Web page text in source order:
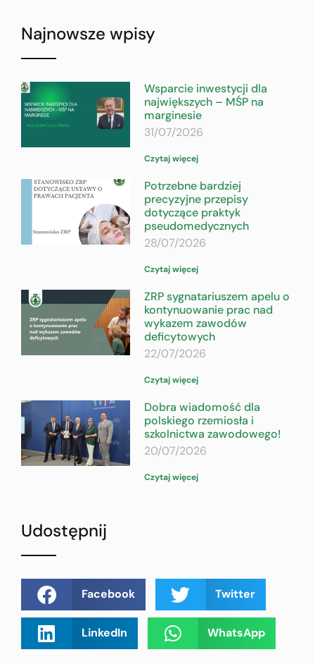
Najnowsze wpisy
Wsparcie inwestycji dla
największych – MŚP na
marginesie
31/07/2026
Czytaj więcej
Potrzebne bardziej
precyzyjne przepisy
dotyczące praktyk
pseudomedycznych
28/07/2026
Czytaj więcej
ZRP sygnatariuszem apelu o
kontynuowanie prac nad
wykazem zawodów
deficytowych
22/07/2026
Czytaj więcej
Dobra wiadomość dla
polskiego rzemiosła i
szkolnictwa zawodowego!
20/07/2026
Czytaj więcej
Udostępnij
Facebook Twitter
LinkedIn WhatsApp